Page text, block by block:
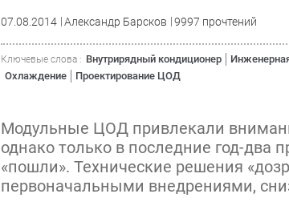
07.08.2014 Александр Барсков 9997 прочтений
Ключевые слова : Внутрирядный кондиционер
Охлаждение
Проектирование ЦОД
Модульные ЦОД привлекали
однако только в последние год-два
«пошли». Технические решения
первоначальными внедрениями,